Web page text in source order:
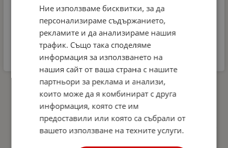
Комплект
Микрофибърна къпра и
Гъба за почистване на
интериора на
автомобил Dunlop -
аромат Океан
Автомобилна аптечка
DIN 13164-2022 +
светлоотразителна
жилетка и авариен
триъгълник –
Европейски стандарт,
покриващ новите
Ние използваме бисквитки, за да
персонализираме съдържанието,
рекламите и да анализираме нашия
трафик. Също така споделяме
информация за използването на
нашия сайт от ваша страна с нашите
партньори за реклама и анализи,
които може да я комбинират с друга
информация, която сте им
предоставили или която са събрали от
вашето използване на техните услуги.